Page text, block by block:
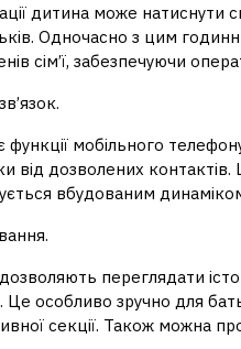
дитина може натиснути
Одночасно з цим
сім’ї, забезпечуючи
функції мобільного
від дозволених
вбудованим
переглядати
Це особливо зручно для
секції. Також можна